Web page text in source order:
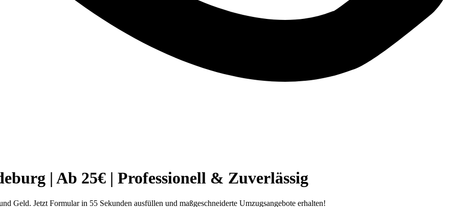
| Ab 25€ | Professionell & Zuverlässig
Geld. Jetzt Formular in 55 Sekunden ausfüllen und maßgeschneiderte Umzugsangebote erhalten!